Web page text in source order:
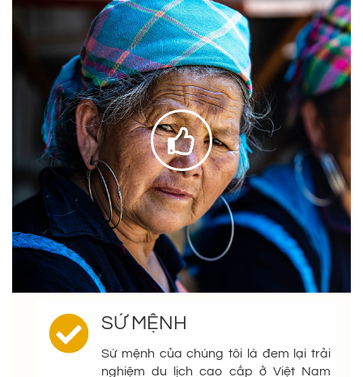
SỨ MỆNH
Sứ mệnh của chúng tôi là đem lại trải
nghiệm du lịch cao cấp ở Việt Nam